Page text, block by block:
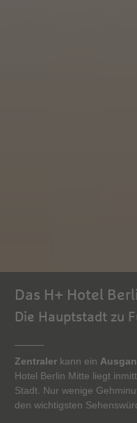
Das H+ Hotel
Die Hauptstadt zu
Zentraler kann ein
Hotel Berlin Mitte liegt
Stadt. Nur wenige
den wichtigsten